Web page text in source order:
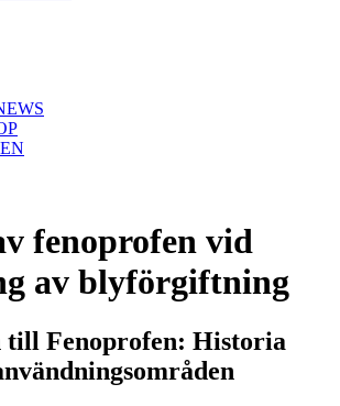
fenoprofen vid
av blyförgiftning
Fenoprofen: Historia